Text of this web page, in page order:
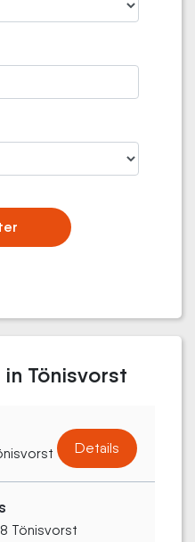
Tönisvorst
Details
Tönisvorst